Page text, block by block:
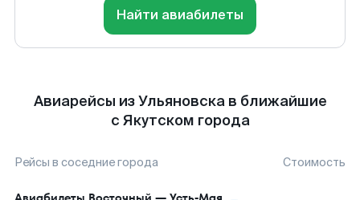
Найти авиабилеты
Авиарейсы из Ульяновска в ближайшие
с Якутском города
Рейсы в соседние города Стоимость